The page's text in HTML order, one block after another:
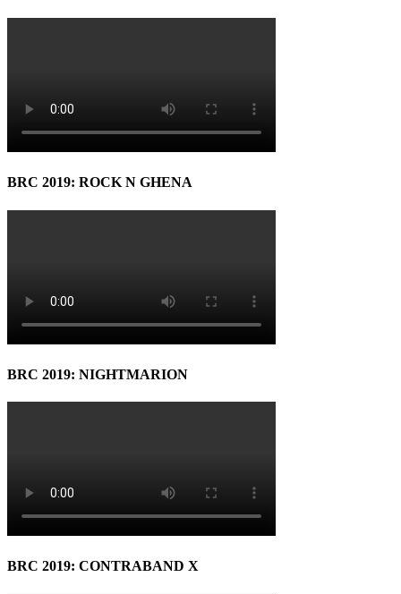
BRC 2019: ROCK N GHENA
BRC 2019: NIGHTMARION
BRC 2019: CONTRABAND X